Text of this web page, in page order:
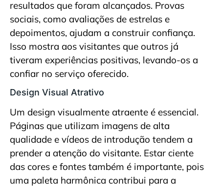
resultados que foram alcançados. Provas
sociais, como avaliações de estrelas e
depoimentos, ajudam a construir confiança.
Isso mostra aos visitantes que outros já
tiveram experiências positivas, levando-os a
confiar no serviço oferecido.
Design Visual Atrativo
Um design visualmente atraente é essencial.
Páginas que utilizam imagens de alta
qualidade e vídeos de introdução tendem a
prender a atenção do visitante. Estar ciente
das cores e fontes também é importante, pois
uma paleta harmônica contribui para a